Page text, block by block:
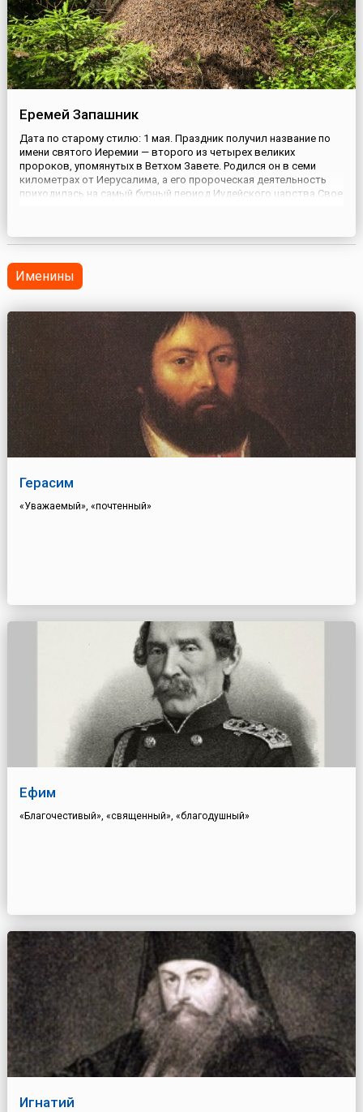
Еремей Запашник
Дата по старому стилю: 1 мая. Праздник получил название по
имени святого Иеремии — второго из четырех великих
пророков, упомянутых в Ветхом Завете. Родился он в семи
километрах от Иерусалима, а его пророческая деятельность
приходилась на самый бурный период Иудейского царства.Свое
Именины
Герасим
«Уважаемый», «почтенный»
Ефим
«Благочестивый», «священный», «благодушный»
Игнатий